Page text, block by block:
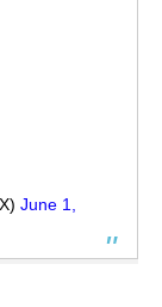
June 1,